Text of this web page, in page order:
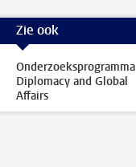
Zie ook
Onderzoeksprogramma
Diplomacy and Global
Affairs